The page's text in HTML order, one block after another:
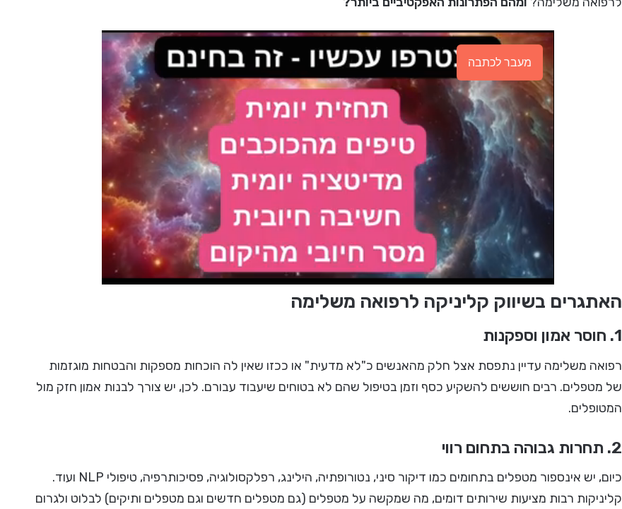
מעבר לכתבה
האתגרים בשיווק קליניקה לרפואה משלימה
1. חוסר אמון וספקנות
רפואה משלימה עדיין נתפסת אצל חלק מהאנשים כ"לא מדעית" או ככזו שאין לה הוכחות מספקות והבטחות מוגזמות
של מטפלים. רבים חוששים להשקיע כסף וזמן בטיפול שהם לא בטוחים שיעבוד עבורם. לכן, יש צורך לבנות אמון חזק מול
המטופלים.
2. תחרות גבוהה בתחום רווי
כיום, יש אינספור מטפלים בתחומים כמו דיקור סיני, נטורופתיה, הילינג, רפלקסולוגיה, פסיכותרפיה, טיפולי NLP ועוד.
קליניקות רבות מציעות שירותים דומים, מה שמקשה על מטפלים (גם מטפלים חדשים וגם מטפלים ותיקים) לבלוט ולגרום